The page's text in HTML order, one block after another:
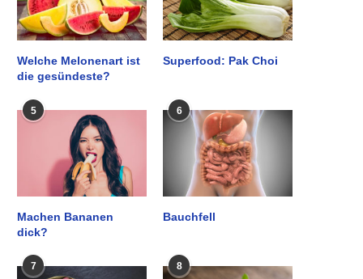
Welche Melonenart ist
die gesündeste?
Superfood: Pak Choi
5
Machen Bananen
dick?
6
Bauchfell
7 8